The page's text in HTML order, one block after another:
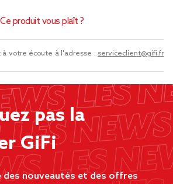
Ce produit vous plaît ?
votre écoute à l'adresse : serviceclient@gifi.fr
pas la
GiFi
nouveautés et des offres